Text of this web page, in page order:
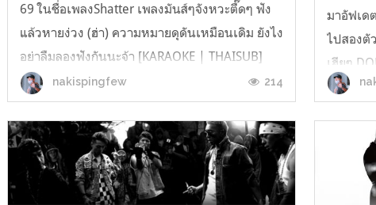
69 ในชื่อเพลงShatter เพลงมันส์ๆจังหวะตื๊ดๆ ฟัง
แล้วหายง่วง (ฮ่า) ความหมายดุดันเหมือนเดิม ยังไง
อย่าลืมลองฟังกันนะจ้า [KARAOKE | THAISUB]
Shatter - DOBERMAN INFINITY, AK-69 เผื่อโดน
เก็บ Eng trans : Devil ChildTh Trans & Karaoke :
Nakispingfew ...
nakispingfew 214
มาอัฟเด
ไปสองตั
เฮียๆ
ความหม
ลืมไปฟั